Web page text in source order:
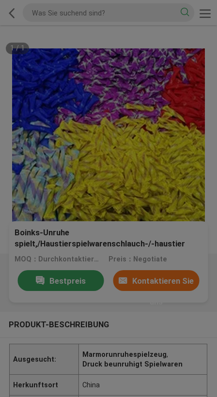
1/1
Boinks-Unruhe
spielt,/Haustierspielwarenschlauch-/-haustier
braide Rohre/umsponnene Plastikärmel
MOQ：Durchkontaktierung Preis：Negotiate
Bestpreis Kontaktieren Sie
PRODUKT-BESCHREIBUNG
Ausgesucht:
Marmorunruhespielzeug,
Druck beunruhigt Spielwaren
Herkunftsort China